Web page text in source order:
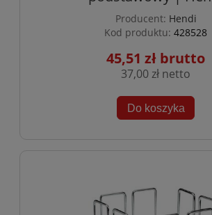
Producent: Hendi
Kod produktu: 428528
45,51 zł
37,00 zł
Do koszyka